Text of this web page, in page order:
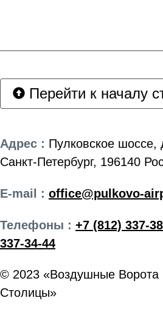
Перейти к началу
Адрес : Пулковское шоссе,
Санкт-Петербург, 196140
E-mail : office@pulkovo-
Телефоны : +7 (812) 337-
337-34-44
© 2023 «Воздушные Ворота
Столицы»